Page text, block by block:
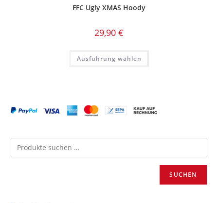
FFC Ugly XMAS Hoody
29,90 €
Ausführung wählen
Dieses
weist
können
auf
werden
SUCHEN